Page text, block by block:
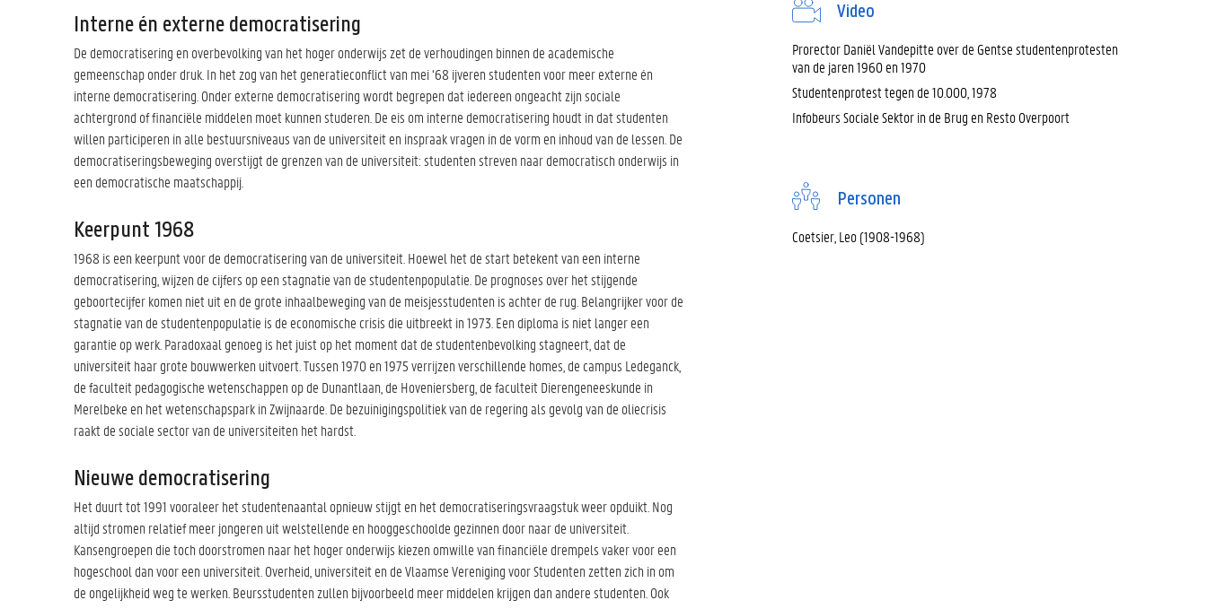
Interne én externe democratisering
De democratisering en overbevolking van het hoger onderwijs zet de verhoudingen binnen de academische
gemeenschap onder druk. In het zog van het generatieconflict van mei ‘68 ijveren studenten voor meer externe én
interne democratisering. Onder externe democratisering wordt begrepen dat iedereen ongeacht zijn sociale
achtergrond of financiële middelen moet kunnen studeren. De eis om interne democratisering houdt in dat studenten
willen participeren in alle bestuursniveaus van de universiteit en inspraak vragen in de vorm en inhoud van de lessen. De
democratiseringsbeweging overstijgt de grenzen van de universiteit: studenten streven naar democratisch onderwijs in
een democratische maatschappij.
Keerpunt 1968
1968 is een keerpunt voor de democratisering van de universiteit. Hoewel het de start betekent van een interne
democratisering, wijzen de cijfers op een stagnatie van de studentenpopulatie. De prognoses over het stijgende
geboortecijfer komen niet uit en de grote inhaalbeweging van de meisjesstudenten is achter de rug. Belangrijker voor de
stagnatie van de studentenpopulatie is de economische crisis die uitbreekt in 1973. Een diploma is niet langer een
garantie op werk. Paradoxaal genoeg is het juist op het moment dat de studentenbevolking stagneert, dat de
universiteit haar grote bouwwerken uitvoert. Tussen 1970 en 1975 verrijzen verschillende homes, de campus Ledeganck,
de faculteit pedagogische wetenschappen op de Dunantlaan, de Hoveniersberg, de faculteit Dierengeneeskunde in
Merelbeke en het wetenschapspark in Zwijnaarde. De bezuinigingspolitiek van de regering als gevolg van de oliecrisis
raakt de sociale sector van de universiteiten het hardst.
Nieuwe democratisering
Het duurt tot 1991 vooraleer het studentenaantal opnieuw stijgt en het democratiseringsvraagstuk weer opduikt. Nog
altijd stromen relatief meer jongeren uit welstellende en hooggeschoolde gezinnen door naar de universiteit.
Kansengroepen die toch doorstromen naar het hoger onderwijs kiezen omwille van financiële drempels vaker voor een
hogeschool dan voor een universiteit. Overheid, universiteit en de Vlaamse Vereniging voor Studenten zetten zich in om
de ongelijkheid weg te werken. Beursstudenten zullen bijvoorbeeld meer middelen krijgen dan andere studenten. Ook
Video
Prorector Daniël Vandepitte over de Gentse studentenprotesten
van de jaren 1960 en 1970
Studentenprotest tegen de 10.000, 1978
Infobeurs Sociale Sektor in de Brug en Resto Overpoort
Personen
Coetsier, Leo (1908-1968)